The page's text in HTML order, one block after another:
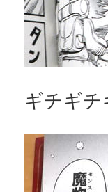
ギチギ